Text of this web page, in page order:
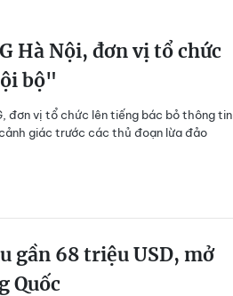
Hà Nội, đơn vị tổ chức
bộ"
đơn vị tổ chức lên tiếng bác bỏ thông tin
giác trước các thủ đoạn lừa đảo
gần 68 triệu USD, mở
Quốc